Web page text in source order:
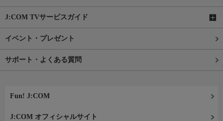
J:COM TVサービスガイド
イベント・プレゼント
サポート・よくある質問
Fun! J:COM
J:COM オフィシャルサイト